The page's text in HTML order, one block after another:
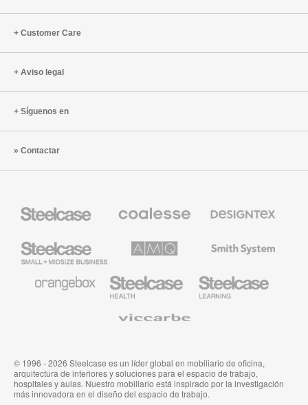
Customer Care
Aviso legal
Síguenos en
Contactar
Steelcase
Premium
Small
Business
Solutions
para
Industria
de
para
Educación
© 1996 - 2026 Steelcase es un líder global en mobiliario de oficina,
arquitectura de interiores y soluciones para el espacio de trabajo,
hospitales y aulas. Nuestro mobiliario está inspirado por la investigación
más innovadora en el diseño del espacio de trabajo.